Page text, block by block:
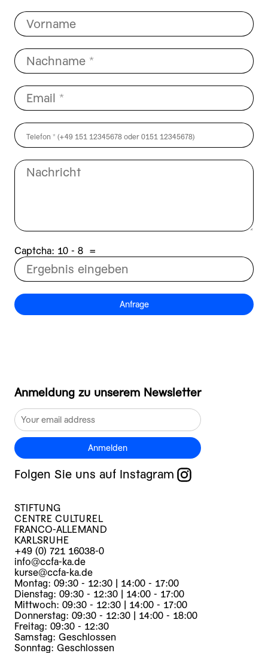
Captcha: 8 - 01 =
Anfrage
Anmeldung zu unserem Newsletter
Anmelden
Folgen Sie uns auf Instagram
STIFTUNG
CENTRE CULTUREL
FRANCO-ALLEMAND
KARLSRUHE
+49 (0) 721 16038-0
info@ccfa-ka.de
kurse@ccfa-ka.de
Montag: 09:30 - 12:30 | 14:00 - 17:00
Dienstag: 09:30 - 12:30 | 14:00 - 17:00
Mittwoch: 09:30 - 12:30 | 14:00 - 17:00
Donnerstag: 09:30 - 12:30 | 14:00 - 18:00
Freitag: 09:30 - 12:30
Samstag: Geschlossen
Sonntag: Geschlossen